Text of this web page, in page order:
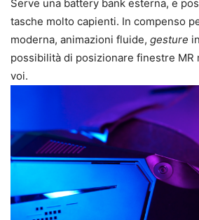
Serve una battery bank esterna, e
tasche molto capienti. In compenso
moderna, animazioni fluide, gesture
possibilità di posizionare finestre MR
voi.